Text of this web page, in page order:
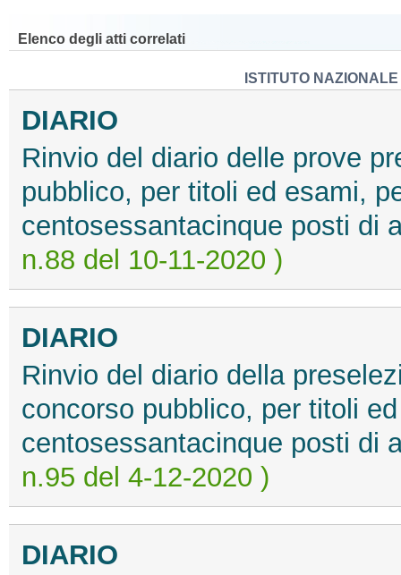
Elenco degli atti correlati
ISTITUTO
DIARIO
Rinvio del diario delle prove
pubblico, per titoli ed esami,
centosessantacinque posti di
n.88 del 10-11-2020 )
DIARIO
Rinvio del diario della
concorso pubblico, per titoli
centosessantacinque posti di
n.95 del 4-12-2020 )
DIARIO